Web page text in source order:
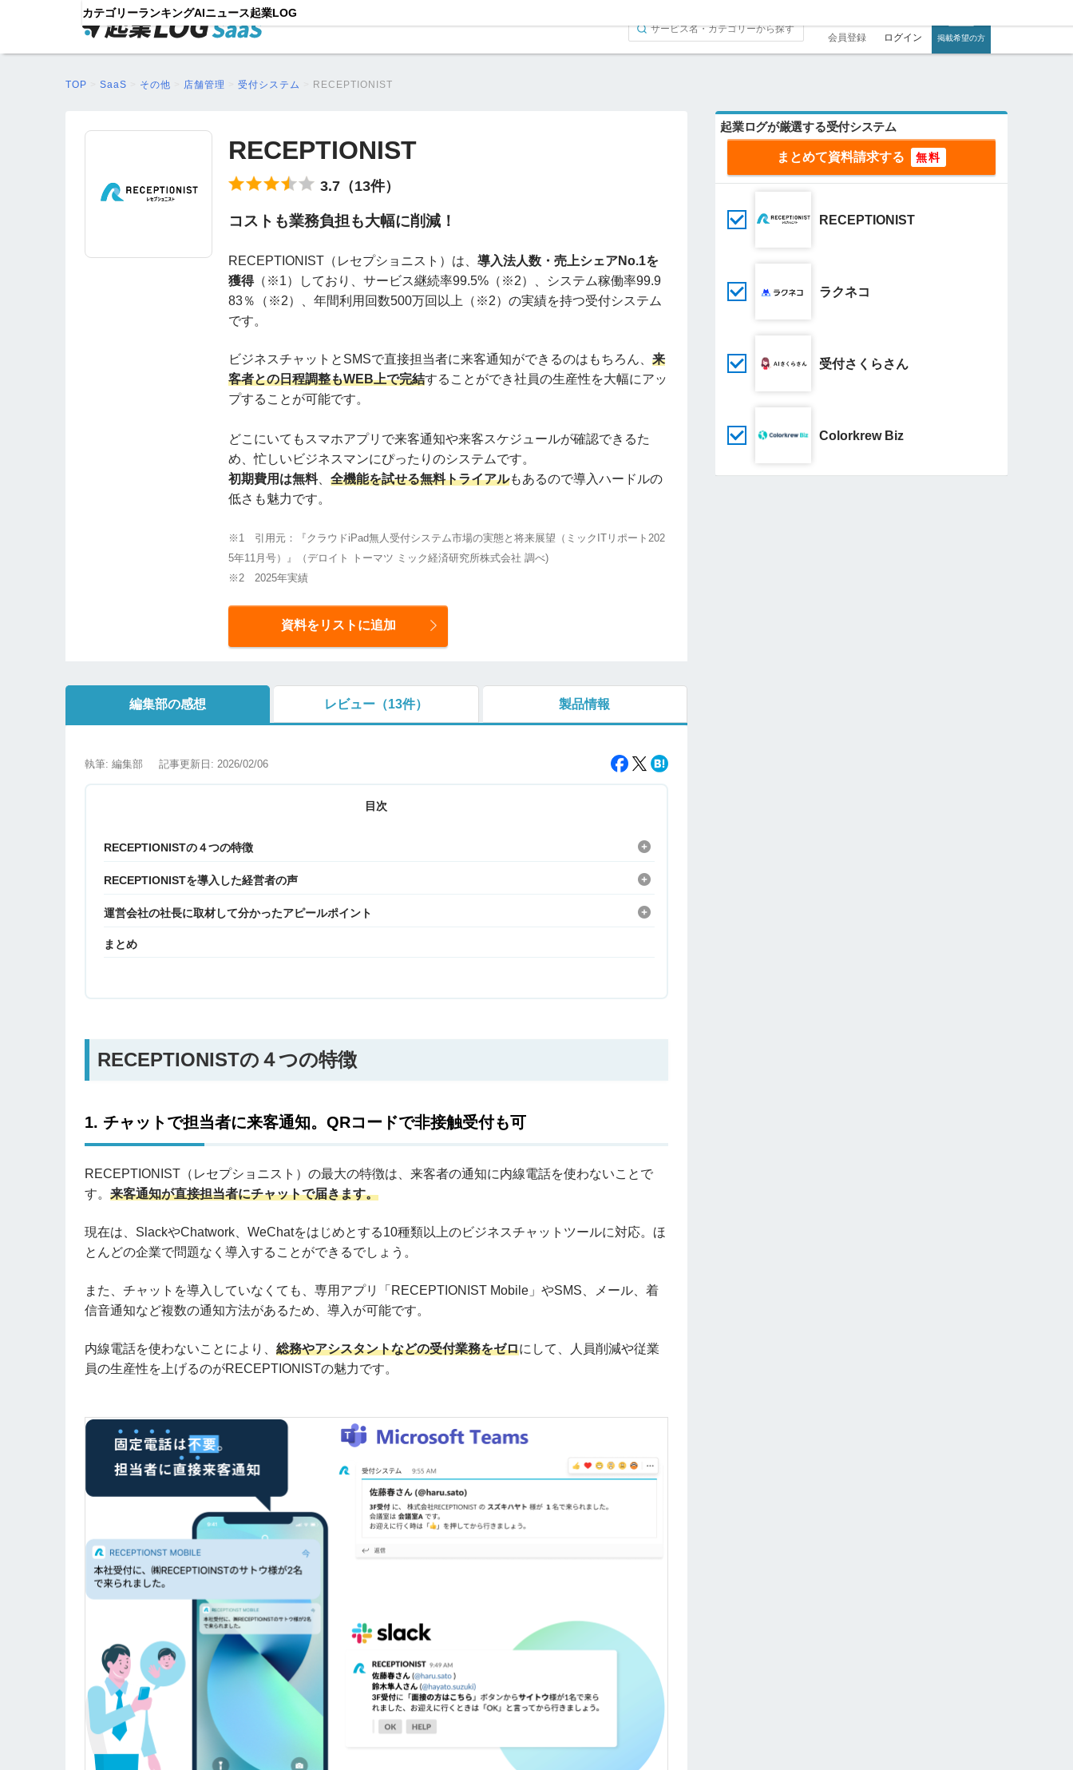
カテゴリーランキングAIニュース起業LOG
会員登録 ログイン 掲載希望の方
TOP SaaS その他 店舗管理 受付システム RECEPTIONIST
RECEPTIONIST
3.7（13件）
コストも業務負担も大幅に削減！
RECEPTIONIST（レセプショニスト）は、 導入法人数・売上シェアNo.1を
獲得（※1）しており、サービス継続率99.5%（※2）、システム稼働率99.9
83％（※2）、年間利用回数500万回以上（※2）の実績を持つ受付システム
です。
ビジネスチャットとSMSで直接担当者に来客通知ができるのはもちろん、 来
客者との日程調整もWEB上で完結することができ社員の生産性を大幅にアッ
プすることが可能です。
どこにいてもスマホアプリで来客通知や来客スケジュールが確認できるた
め、忙しいビジネスマンにぴったりのシステムです。
初期費用は無料、 全機能を試せる無料トライアルもあるので導入ハードルの
低さも魅力です。
※1 引用元：『クラウドiPad無人受付システム市場の実態と将来展望（ミックITリポート202
5年11月号）』（デロイト トーマツ ミック経済研究所株式会社 調べ)
※2 2025年実績
資料をリストに追加
編集部の感想 レビュー（13件） 製品情報
執筆: 編集部 記事更新日: 2026/02/06
目次
RECEPTIONISTの４つの特徴
RECEPTIONISTを導入した経営者の声
運営会社の社長に取材して分かったアピールポイント
まとめ
RECEPTIONISTの４つの特徴
1. チャットで担当者に来客通知。QRコードで非接触受付も可
RECEPTIONIST（レセプショニスト）の最大の特徴は、来客者の通知に内線電話を使わないことで
す。 来客通知が直接担当者にチャットで届きます。
現在は、SlackやChatwork、WeChatをはじめとする10種類以上のビジネスチャットツールに対応。ほ
とんどの企業で問題なく導入することができるでしょう。
また、チャットを導入していなくても、専用アプリ「RECEPTIONIST Mobile」やSMS、メール、着
信音通知など複数の通知方法があるため、導入が可能です。
内線電話を使わないことにより、 総務やアシスタントなどの受付業務をゼロにして、人員削減や従業
員の生産性を上げるのがRECEPTIONISTの魅力です。
起業ログが厳選する受付システム
まとめて資料請求する
RECEPTIONIST
ラクネコ
受付さくらさん
Colorkrew Biz